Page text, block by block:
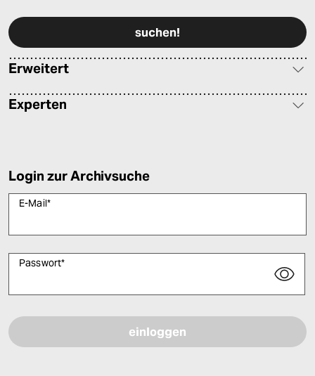
Erweitert
Experten
Login zur Archivsuche
E-Mail*
Passwort*